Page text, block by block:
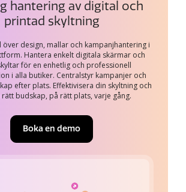
hantering av digital och
printad skyltning
över design, mallar och kampanjhantering i
Hantera enkelt digitala skärmar och
för en enhetlig och professionell
i alla butiker. Centralstyr kampanjer och
efter plats. Effektivisera din skyltning och
rätt budskap, på rätt plats, varje gång.
Boka en demo